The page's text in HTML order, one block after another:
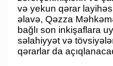
və yekun qərar
əlavə, Qəzza
bağlı son inkişaflara
səlahiyyət və
qərarlar da